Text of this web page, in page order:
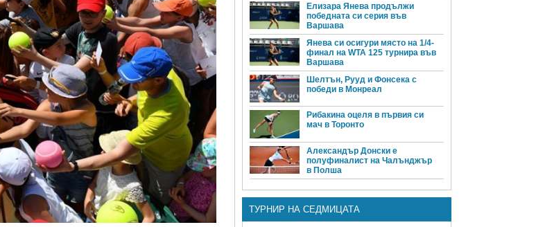
Елизара Янева продължи
победната си серия във
Варшава
Янева си осигури място на 1/4-
финал на WTA 125 турнира във
Варшава
Шелтън, Рууд и Фонсека с
победи в Монреал
Рибакина оцеля в първия си
мач в Торонто
Александър Донски е
полуфиналист на Чалънджър
в Полша
ТУРНИР НА СЕДМИЦАТА